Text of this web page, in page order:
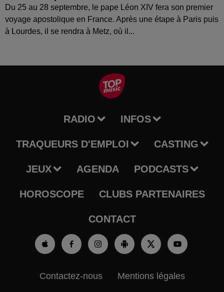
Du 25 au 28 septembre, le pape Léon XIV fera son premier
voyage apostolique en France. Après une étape à Paris puis
à Lourdes, il se rendra à Metz, où il...
RADIO INFOS
TRAQUEURS D'EMPLOI CASTING
JEUX AGENDA PODCASTS
HOROSCOPE CLUBS PARTENAIRES
CONTACT
Contactez-nous Mentions légales